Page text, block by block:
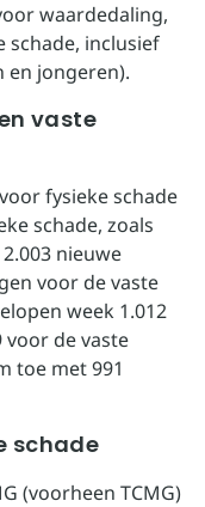
waardedaling,
schade, inclusief
en jongeren).
vaste
fysieke schade
schade, zoals
nieuwe
voor de vaste
week 1.012
voor de vaste
toe met 991
schade
(voorheen TCMG)